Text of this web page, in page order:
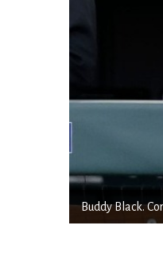
Buddy Black.